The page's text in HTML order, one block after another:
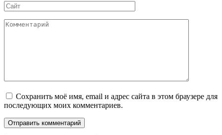
Сайт
Комментарий
Сохранить моё имя, email и адрес сайта в этом браузере для
последующих моих комментариев.